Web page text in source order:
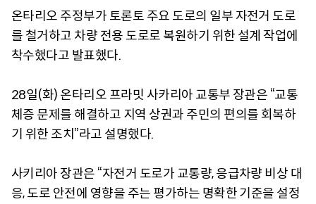
온타리오 주정부가 토론토 주요 도로의 일부 자전거 도로
를 철거하고 차량 전용 도로로 복원하기 위한 설계 작업에
착수했다고 발표했다.
28일(화) 온타리오 프라밋 사카리아 교통부 장관은 “교통
체증 문제를 해결하고 지역 상권과 주민의 편의를 회복하
기 위한 조치”라고 설명했다.
사키리아 장관은 “자전거 도로가 교통량, 응급차량 비상 대
응, 도로 안전에 영향을 주는 평가하는 명확한 기준을 설정